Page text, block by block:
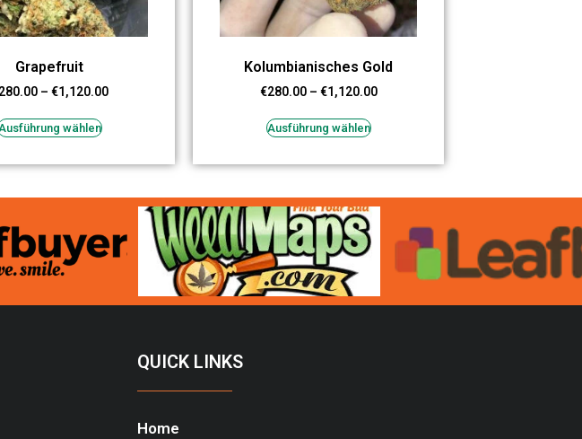
Grapefruit
– €1,120.00
wählen
Kolumbianisches Gold
€280.00 – €1,120.00
Ausführung wählen
QUICK LINKS
Home